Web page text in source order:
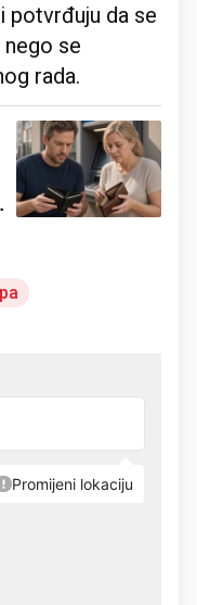
potvrđuju da se
nego se
rada.